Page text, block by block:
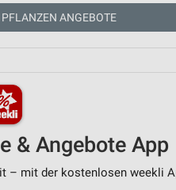
ANGEBOTE
& Angebote App
– mit der kostenlosen weekli
aus verschiedenen